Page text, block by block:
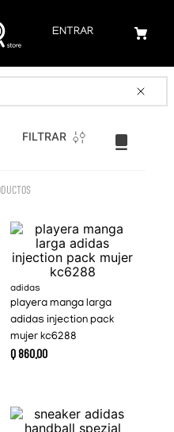
ENTRAR
FILTRAR
adidas
playera manga larga
adidas injection pack
mujer kc6288
Q860.00